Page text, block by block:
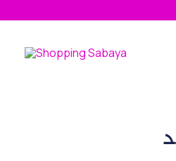
content